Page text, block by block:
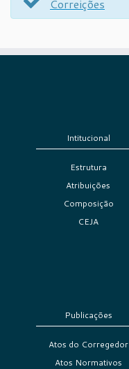
Correições
Intitucional
Estrutura
Atribuições
Composição
CEJA
Publicações
Atos do Corregedor
Atos Normativos